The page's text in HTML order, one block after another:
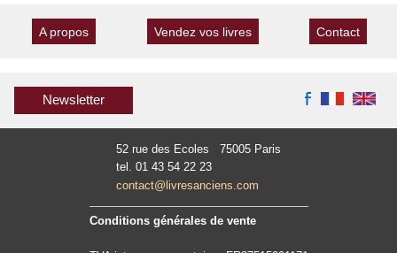
A propos Vendez vos livres Contact
Newsletter
52 rue des Ecoles 75005 Paris
tel. 01 43 54 22 23
contact@livresanciens.com
Conditions générales de vente